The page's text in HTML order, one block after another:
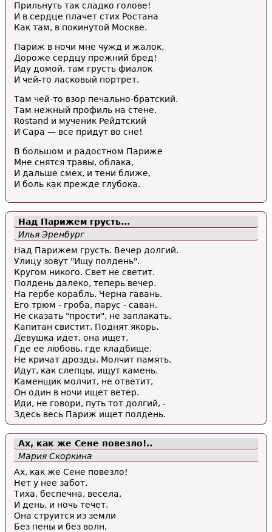
Прильнуть так сладко голове!
И в сердце плачет стих Ростана
Как там, в покинутой Москве.
Париж в ночи мне чужд и жалок,
Дороже сердцу прежний бред!
Иду домой, там грусть фиалок
И чей-то ласковый портрет.
Там чей-то взор печально-братский.
Там нежный профиль на стене.
Rostand и мученик Рейдтский
И Сара — все придут во сне!
В большом и радостном Париже
Мне снятся травы, облака,
И дальше смех, и тени ближе,
И боль как прежде глубока.
Над Парижем грусть...
Илья Эренбург
Над Парижем грусть. Вечер долгий.
Улицу зовут "Ищу полдень".
Кругом никого. Свет не светит.
Полдень далеко, теперь вечер.
На гербе корабль. Черна гавань.
Его трюм - гроба, парус - саван.
Не сказать "прости", не заплакать.
Капитан свистит. Поднят якорь.
Девушка идет, она ищет,
Где ее любовь, где кладбище.
Не кричат дрозды. Молчит память.
Идут, как слепцы, ищут камень.
Каменщик молчит, не ответит,
Он один в ночи ищет ветер.
Иди, не говори, путь тот долгий, -
Здесь весь Париж ищет полдень.
Ах, как же Сене повезло!..
Мария Скоркина
Ах, как же Сене повезло!
Нет у нее забот.
Тиха, беспечна, весела,
И день, и ночь течет.
Она струится из земли
Без пены и без волн,